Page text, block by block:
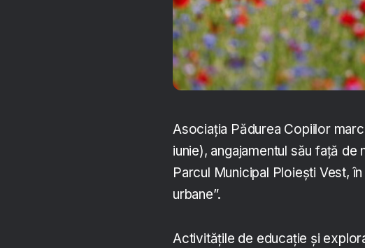
Asociația Pădurea Copiilor
iunie), angajamentul său față
Parcul Municipal Ploiești Vest,
urbane”.
Activitățile de educație și